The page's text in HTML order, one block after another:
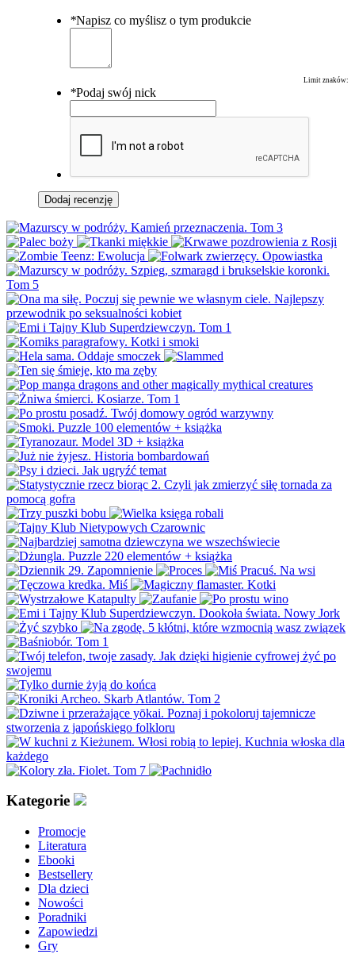
*Napisz co myślisz o tym produkcie
Limit znaków:
*Podaj swój nick
Dodaj recenzję
Kategorie
Promocje
Literatura
Ebooki
Bestsellery
Dla dzieci
Nowości
Poradniki
Zapowiedzi
Gry